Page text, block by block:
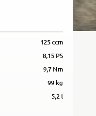
125 ccm
8,15 PS
9,7 Nm
99 kg
5,2 l